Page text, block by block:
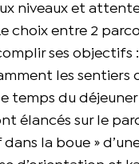
niveaux et
choix entre 2
ses
les sentiers
temps du déjeuner
élancés sur le
la boue »